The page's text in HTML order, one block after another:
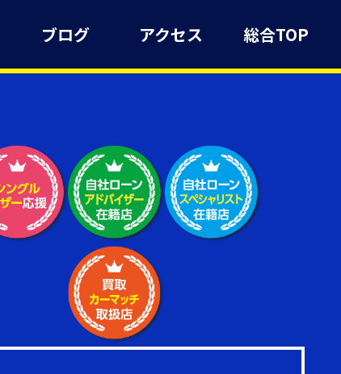
ブログ アクセス 総合TOP